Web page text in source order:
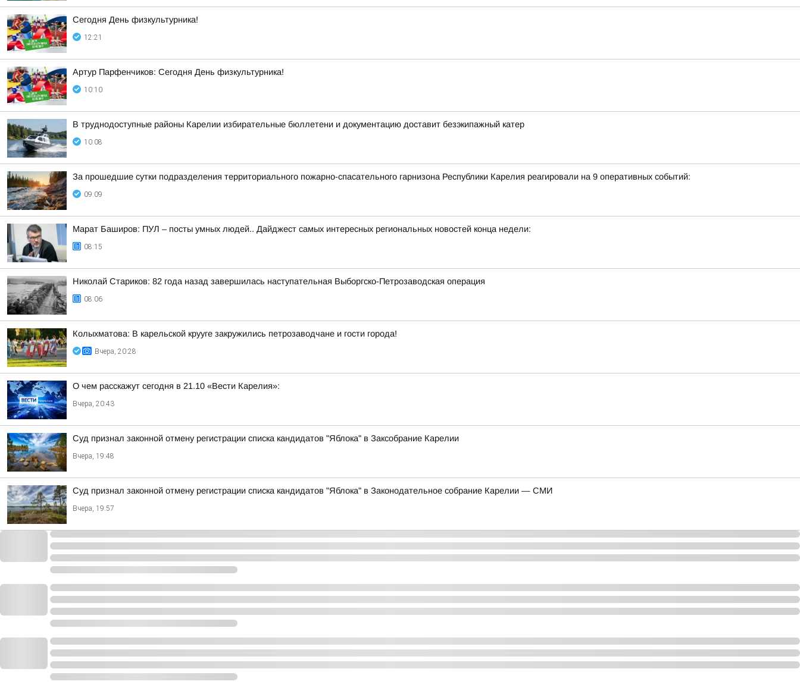
Сегодня День физкультурника!
12:21
Артур Парфенчиков: Сегодня День физкультурника!
10:10
В труднодоступные районы Карелии избирательные бюллетени и документацию доставит безэкипажный катер
10:08
За прошедшие сутки подразделения территориального пожарно-спасательного гарнизона Республики Карелия реагировали на 9 оперативных событий:
09:09
Марат Баширов: ПУЛ – посты умных людей.. Дайджест самых интересных региональных новостей конца недели:
08:15
Николай Стариков: 82 года назад завершилась наступательная Выборгско-Петрозаводская операция
08:06
Колыхматова: В карельской крууге закружились петрозаводчане и гости города!
Вчера, 20:28
О чем расскажут сегодня в 21.10 «Вести Карелия»:
Вчера, 20:43
Суд признал законной отмену регистрации списка кандидатов "Яблока" в Заксобрание Карелии
Вчера, 19:48
Суд признал законной отмену регистрации списка кандидатов "Яблока" в Законодательное собрание Карелии — СМИ
Вчера, 19:57